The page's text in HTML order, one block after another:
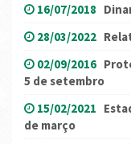
16/07/2018
28/03/2022
02/09/2016
5 de setembro
15/02/2021
de março